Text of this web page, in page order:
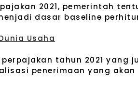
2021, pemerintah
dasar baseline
Usaha
tahun 2021 yang
penerimaan yang akan